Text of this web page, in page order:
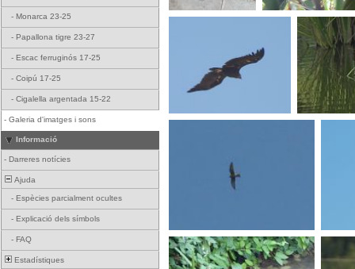
- Monarca 23-25
- Papallona tigre 23-27
- Escac ferruginós 17-25
- Coipú 17-25
- Cigalella argentada 15-22
- Galeria d'imatges i sons
Informació
- Darreres notícies
Ajuda
- Espècies parcialment ocultes
- Explicació dels símbols
- FAQ
Estadístiques